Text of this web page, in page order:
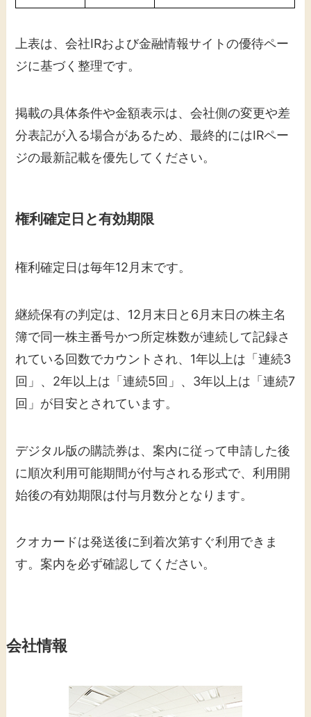
上表は、会社IRおよび金融情報サイトの優待ペー
ジに基づく整理です。
掲載の具体条件や金額表示は、会社側の変更や差
分表記が入る場合があるため、最終的にはIRペー
ジの最新記載を優先してください。
権利確定日と有効期限
権利確定日は毎年12月末です。
継続保有の判定は、12月末日と6月末日の株主名
簿で同一株主番号かつ所定株数が連続して記録さ
れている回数でカウントされ、1年以上は「連続3
回」、2年以上は「連続5回」、3年以上は「連続7
回」が目安とされています。
デジタル版の購読券は、案内に従って申請した後
に順次利用可能期間が付与される形式で、利用開
始後の有効期限は付与月数分となります。
クオカードは発送後に到着次第すぐ利用できま
す。案内を必ず確認してください。
会社情報